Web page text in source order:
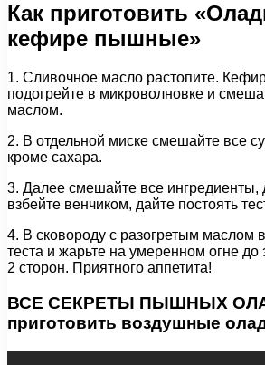
Как приготовить
кефире пышные»
1. Сливочное масло растопите.
подогрейте в микроволновке и
маслом.
2. В отдельной миске смешайте все
кроме сахара.
3. Далее смешайте все ингредиенты,
взбейте венчиком, дайте постоять
4. В сковороду с разогретым маслом
теста и жарьте на умеренном огне до
2 сторон. Приятного аппетита!
ВСЕ СЕКРЕТЫ ПЫШНЫХ
приготовить воздушные